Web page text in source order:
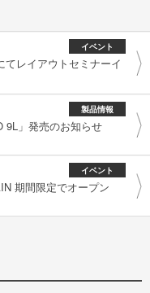
イベント
レイアウトセミナーイ
製品情報
9L」発売のお知らせ
イベント
期間限定でオープン